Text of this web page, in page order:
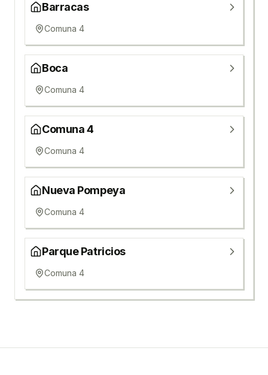
Barracas
Comuna 4
Boca
Comuna 4
Comuna 4
Comuna 4
Nueva Pompeya
Comuna 4
Parque Patricios
Comuna 4